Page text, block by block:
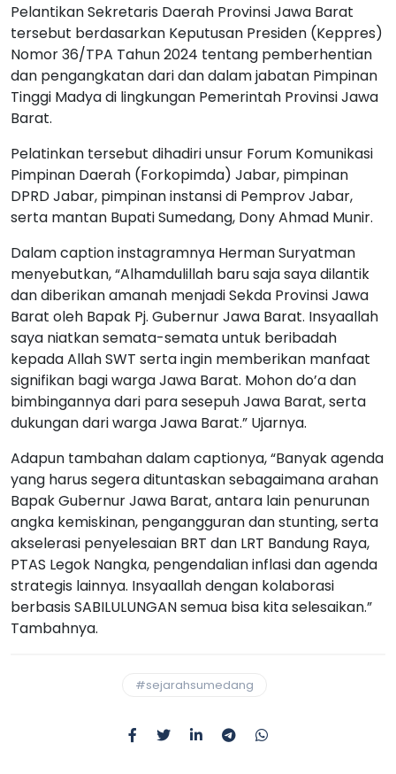
Pelantikan Sekretaris Daerah Provinsi Jawa Barat
tersebut berdasarkan Keputusan Presiden (Keppres)
Nomor 36/TPA Tahun 2024 tentang pemberhentian
dan pengangkatan dari dan dalam jabatan Pimpinan
Tinggi Madya di lingkungan Pemerintah Provinsi Jawa
Barat.
Pelatinkan tersebut dihadiri unsur Forum Komunikasi
Pimpinan Daerah (Forkopimda) Jabar, pimpinan
DPRD Jabar, pimpinan instansi di Pemprov Jabar,
serta mantan Bupati Sumedang, Dony Ahmad Munir.
Dalam caption instagramnya Herman Suryatman
menyebutkan, “Alhamdulillah baru saja saya dilantik
dan diberikan amanah menjadi Sekda Provinsi Jawa
Barat oleh Bapak Pj. Gubernur Jawa Barat. Insyaallah
saya niatkan semata-semata untuk beribadah
kepada Allah SWT serta ingin memberikan manfaat
signifikan bagi warga Jawa Barat. Mohon do’a dan
bimbingannya dari para sesepuh Jawa Barat, serta
dukungan dari warga Jawa Barat.” Ujarnya.
Adapun tambahan dalam captionya, “Banyak agenda
yang harus segera dituntaskan sebagaimana arahan
Bapak Gubernur Jawa Barat, antara lain penurunan
angka kemiskinan, pengangguran dan stunting, serta
akselerasi penyelesaian BRT dan LRT Bandung Raya,
PTAS Legok Nangka, pengendalian inflasi dan agenda
strategis lainnya. Insyaallah dengan kolaborasi
berbasis SABILULUNGAN semua bisa kita selesaikan.”
Tambahnya.
#sejarahsumedang